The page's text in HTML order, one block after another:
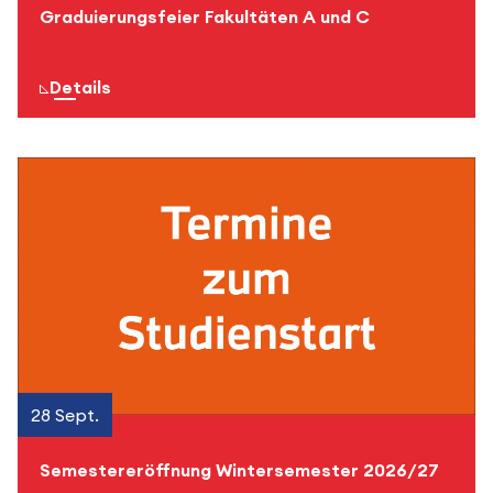
Graduierungsfeier Fakultäten A und C
zur Seite für mehr
Details
Semestereröffnung Wintersemester 2026/27
28 Sept.